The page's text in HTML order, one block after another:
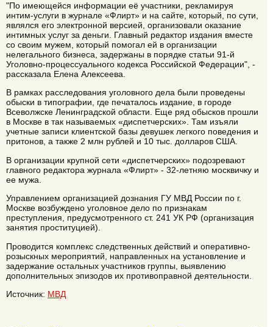
"По имеющейся информации её участники, рекламируя
интим-услуги в журнале «Флирт» и на сайте, который, по сути,
являлся его электронной версией, организовали оказание
интимных услуг за деньги. Главный редактор издания вместе
со своим мужем, который помогал ей в организации
нелегального бизнеса, задержаны в порядке статьи 91-й
Уголовно-процессуального кодекса Российской Федерации", -
рассказала Елена Алексеева.
В рамках расследования уголовного дела были проведены
обыски в типографии, где печаталось издание, в городе
Всеволжске Ленинградской области. Еще ряд обысков прошли
в Москве в так называемых «диспетчерских». Там изъяли
учетные записи клиентской базы девушек легкого поведения и
притонов, а также 2 млн рублей и 10 тыс. долларов США.
В организации крупной сети «диспетчерских» подозревают
главного редактора журнала «Флирт» - 32-летняю москвичку и
ее мужа.
Управлением организацией дознания ГУ МВД России по г.
Москве возбуждено уголовное дело по признакам
преступления, предусмотренного ст. 241 УК РФ (организация
занятия проституцией).
Проводится комплекс следственных действий и оперативно-
розыскных мероприятий, направленных на установление и
задержание остальных участников группы, выявлению
дополнительных эпизодов их противоправной деятельности.
Источник: МВД